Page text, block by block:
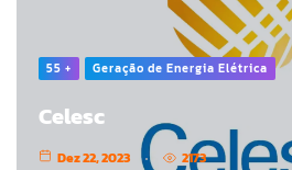
55 + Geração de Energia Elétrica
Celesc
Dez 22, 2023 2173